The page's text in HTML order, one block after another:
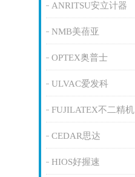
ANRITSU安立计器
NMB美蓓亚
OPTEX奥普士
ULVAC爱发科
FUJILATEX不二精机
CEDAR思达
HIOS好握速